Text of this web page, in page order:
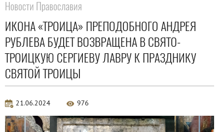
Новости Православия
ИКОНА «ТРОИЦА» ПРЕПОДОБНОГО АНДРЕЯ
РУБЛЕВА БУДЕТ ВОЗВРАЩЕНА В СВЯТО-
ТРОИЦКУЮ СЕРГИЕВУ ЛАВРУ К ПРАЗДНИКУ
СВЯТОЙ ТРОИЦЫ
21.06.2024 976